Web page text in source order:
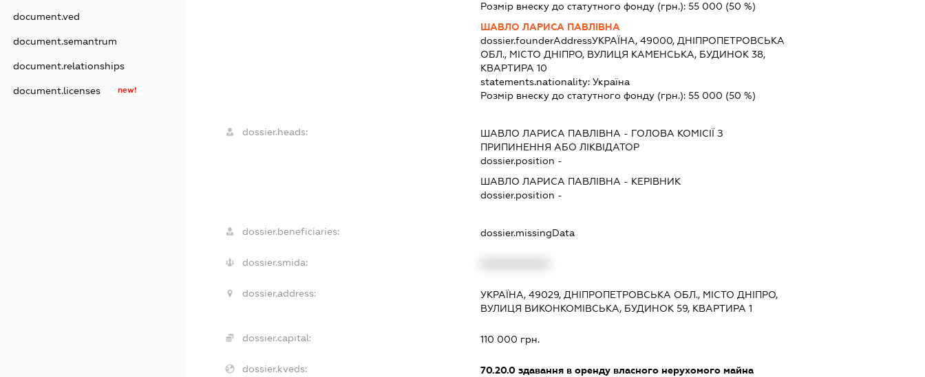
document.ved
document.semantrum
document.relationships
document.licenses new!
Розмір внеску до статутного фонду (грн.): 55 000 (50 %)
ШАВЛО ЛАРИСА ПАВЛІВНА
dossier.founderAddressУКРАЇНА, 49000, ДНІПРОПЕТРОВСЬКА
ОБЛ., МІСТО ДНІПРО, ВУЛИЦЯ КАМЕНСЬКА, БУДИНОК 38,
КВАРТИРА 10
statements.nationality: Україна
Розмір внеску до статутного фонду (грн.): 55 000 (50 %)
dossier.heads: ШАВЛО ЛАРИСА ПАВЛІВНА - ГОЛОВА КОМІСІЇ З
ПРИПИНЕННЯ АБО ЛІКВІДАТОР
dossier.position -
ШАВЛО ЛАРИСА ПАВЛІВНА - КЕРІВНИК
dossier.position -
dossier.beneficiaries: dossier.missingData
dossier.smida:
dossier.address:
УКРАЇНА, 49029, ДНІПРОПЕТРОВСЬКА ОБЛ., МІСТО ДНІПРО,
ВУЛИЦЯ ВИКОНКОМІВСЬКА, БУДИНОК 59, КВАРТИРА 1
dossier.capital: 110 000 грн.
dossier.kveds: 70.20.0здавання в оренду власного нерухомого майна